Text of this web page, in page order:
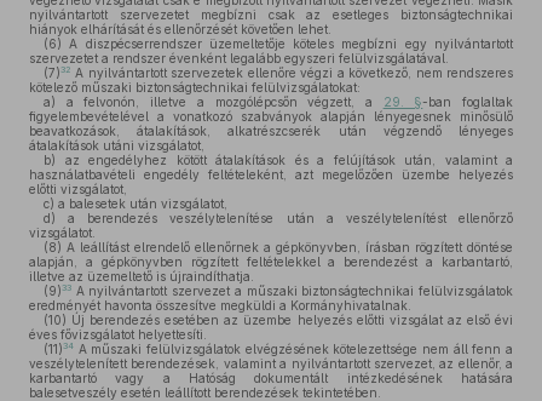
nyilvántartott szervezetet megbízni csak az esetleges biztonságtechnikai
hiányok elhárítását és ellenőrzését követően lehet.
(6) A diszpécserrendszer üzemeltetője köteles megbízni egy nyilvántartott
szervezetet a rendszer évenként legalább egyszeri felülvizsgálatával.
(7) 32 A nyilvántartott szervezetek ellenőre végzi a következő, nem rendszeres
kötelező műszaki biztonságtechnikai felülvizsgálatokat:
a) a felvonón, illetve a mozgólépcsőn végzett, a 29. §-ban foglaltak
figyelembevételével a vonatkozó szabványok alapján lényegesnek minősülő
beavatkozások, átalakítások, alkatrészcserék után végzendő lényeges
átalakítások utáni vizsgálatot,
b) az engedélyhez kötött átalakítások és a felújítások után, valamint a
használatbavételi engedély feltételeként, azt megelőzően üzembe helyezés
előtti vizsgálatot,
c) a balesetek után vizsgálatot,
d) a berendezés veszélytelenítése után a veszélytelenítést ellenőrző
vizsgálatot.
(8) A leállítást elrendelő ellenőrnek a gépkönyvben, írásban rögzített döntése
alapján, a gépkönyvben rögzített feltételekkel a berendezést a karbantartó,
illetve az üzemeltető is újraindíthatja.
(9) 33 A nyilvántartott szervezet a műszaki biztonságtechnikai felülvizsgálatok
eredményét havonta összesítve megküldi a Kormányhivatalnak.
(10) Új berendezés esetében az üzembe helyezés előtti vizsgálat az első évi
éves fővizsgálatot helyettesíti.
(11) 34 A műszaki felülvizsgálatok elvégzésének kötelezettsége nem áll fenn a
veszélytelenített berendezések, valamint a nyilvántartott szervezet, az ellenőr, a
karbantartó vagy a Hatóság dokumentált intézkedésének hatására
balesetveszély esetén leállított berendezések tekintetében.